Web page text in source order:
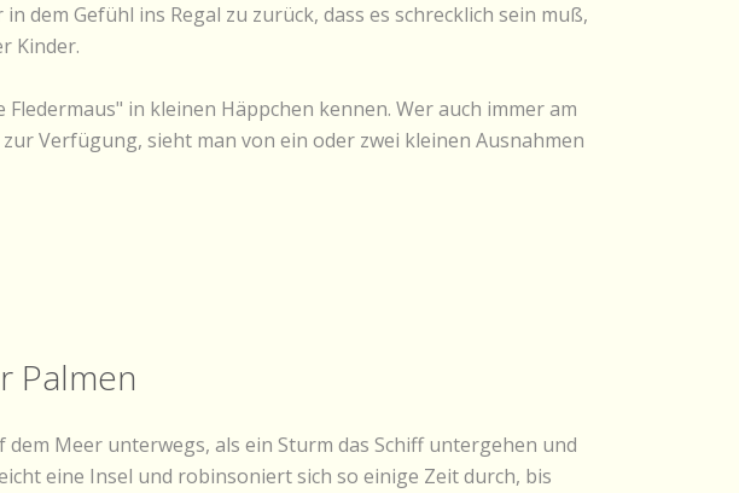
dem Gefühl ins Regal zu zurück, dass es schrecklich sein muß,
Kinder.
in kleinen Häppchen kennen. Wer auch immer am
Verfügung, sieht man von ein oder zwei kleinen Ausnahmen
Palmen
Meer unterwegs, als ein Sturm das Schiff untergehen und
eine Insel und robinsoniert sich so einige Zeit durch, bis